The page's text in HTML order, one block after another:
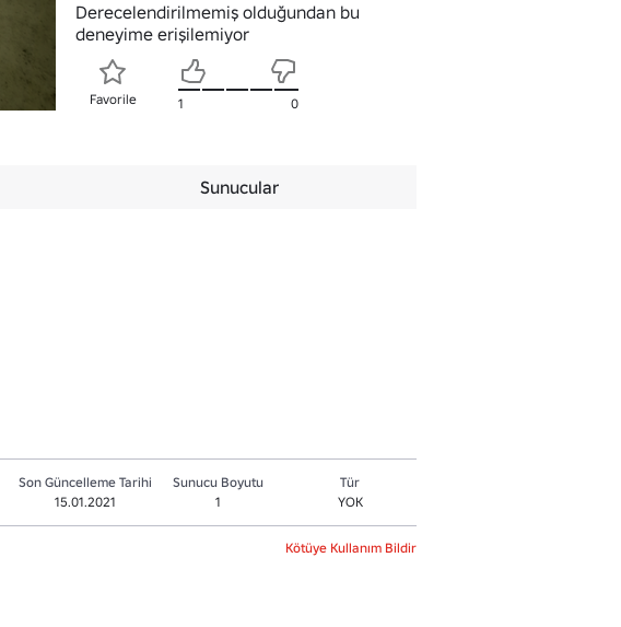
Derecelendirilmemiş olduğundan bu
deneyime erişilemiyor
Favorile 1 0
Sunucular
Son Güncelleme Tarihi
15.01.2021
Sunucu Boyutu
1
Tür
YOK
Kötüye Kullanım Bildir